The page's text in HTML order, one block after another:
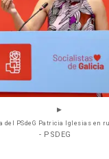
del PSdeG Patricia Iglesias en
- PSDEG